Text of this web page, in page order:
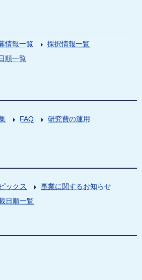
情報一覧
採択情報一覧
順一覧
FAQ
研究費の運用
ックス
事業に関するお知らせ
日順一覧